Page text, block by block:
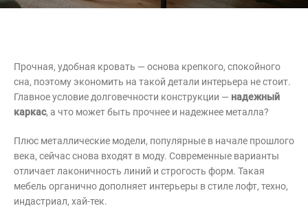
Дизайнерам
Цены на метеллоконструкции и
изделия из металла
+7 (4012) 797-039
+7 (962) 257-27-70
Получить расчет
Прочная, удобная кровать — основа крепкого, спокойного
сна, поэтому экономить на такой детали интерьера не стоит.
Главное условие долговечности конструкции — надежный
каркас, а что может быть прочнее и надежнее металла?
Плюс металлические модели, популярные в начале прошлого
века, сейчас снова входят в моду. Современные варианты
отличает лаконичность линий и строгость форм. Такая
мебель органично дополняет интерьеры в стиле лофт, техно,
индастриал, хай-тек.